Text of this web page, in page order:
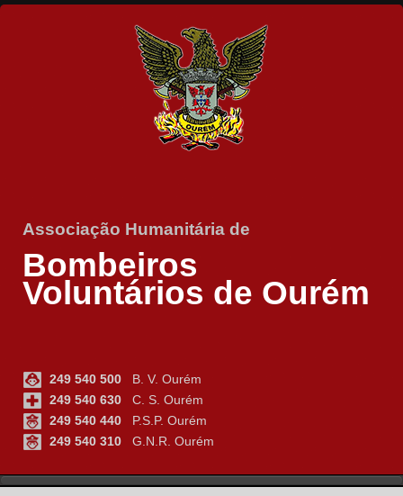
Associação Humanitária de
Bombeiros
Voluntários de Ourém
249 540 500 B. V. Ourém
249 540 630 C. S. Ourém
249 540 440 P.S.P. Ourém
249 540 310 G.N.R. Ourém